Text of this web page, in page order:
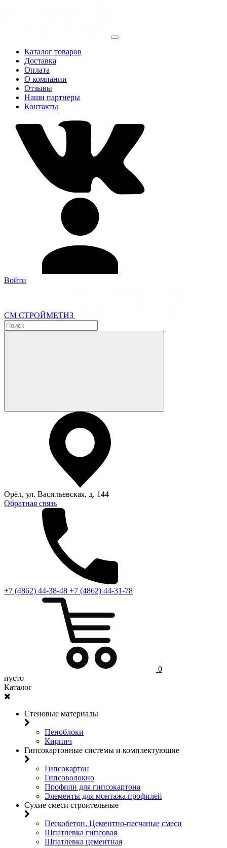
Каталог товаров
Доставка
Оплата
О компании
Отзывы
Наши партнеры
Контакты
Войти
СМ СТРОЙМЕТИЗ
Орёл, ул. Васильевская, д. 144
Обратная связь
+7 (4862) 44-38-48 +7 (4862) 44-31-78
0
пусто
Каталог
Стеновые материалы
Пеноблоки
Кирпич
Гипсокартонные системы и комплектующие
Гипсокартон
Гипсоволокно
Профили для гипсокартона
Элементы для монтажа профилей
Сухие смеси строительные
Пескобетон, Цементно-песчаные смеси
Шпатлевка гипсовая
Шпатлевка цементная